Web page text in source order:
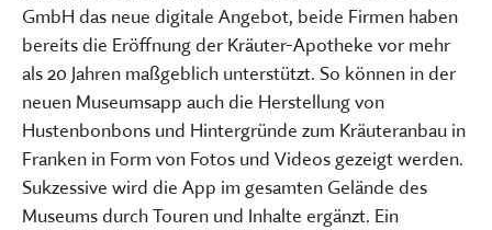
GmbH das neue digitale Angebot, beide Firmen haben
bereits die Eröffnung der Kräuter-Apotheke vor mehr
als 20 Jahren maßgeblich unterstützt. So können in der
neuen Museumsapp auch die Herstellung von
Hustenbonbons und Hintergründe zum Kräuteranbau in
Franken in Form von Fotos und Videos gezeigt werden.
Sukzessive wird die App im gesamten Gelände des
Museums durch Touren und Inhalte ergänzt. Ein